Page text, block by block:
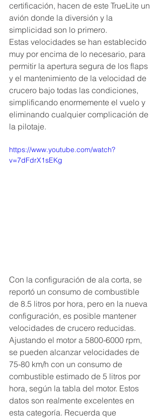
certificación, hacen de este TrueLite un
avión donde la diversión y la
simplicidad son lo primero.
Estas velocidades se han establecido
muy por encima de lo necesario, para
permitir la apertura segura de los flaps
y el mantenimiento de la velocidad de
crucero bajo todas las condiciones,
simplificando enormemente el vuelo y
eliminando cualquier complicación de
la pilotaje.
https://www.youtube.com/watch?
v=7dFdrX1sEKg
Con la configuración de ala corta, se
reportó un consumo de combustible
de 8.5 litros por hora, pero en la nueva
configuración, es posible mantener
velocidades de crucero reducidas.
Ajustando el motor a 5800-6000 rpm,
se pueden alcanzar velocidades de
75-80 km/h con un consumo de
combustible estimado de 5 litros por
hora, según la tabla del motor. Estos
datos son realmente excelentes en
esta categoría. Recuerda que